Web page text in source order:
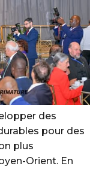
des
pour des
plus
Orient. En